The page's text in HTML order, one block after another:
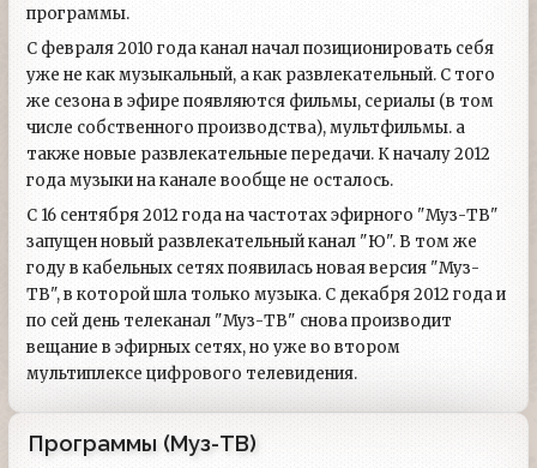
программы.
С февраля 2010 года канал начал позиционировать себя
уже не как музыкальный, а как развлекательный. С того
же сезона в эфире появляются фильмы, сериалы (в том
числе собственного производства), мультфильмы. а
также новые развлекательные передачи. К началу 2012
года музыки на канале вообще не осталось.
С 16 сентября 2012 года на частотах эфирного "Муз-ТВ"
запущен новый развлекательный канал "Ю". В том же
году в кабельных сетях появилась новая версия "Муз-
ТВ", в которой шла только музыка. С декабря 2012 года и
по сей день телеканал "Муз-ТВ" снова производит
вещание в эфирных сетях, но уже во втором
мультиплексе цифрового телевидения.
Программы (Муз-ТВ)